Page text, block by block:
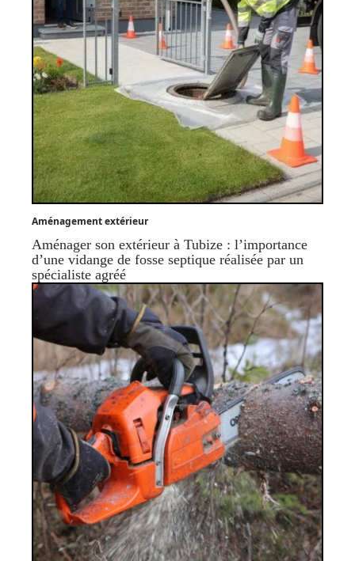
Aménagement extérieur
Aménager son extérieur à Tubize : l’importance
d’une vidange de fosse septique réalisée par un
spécialiste agréé